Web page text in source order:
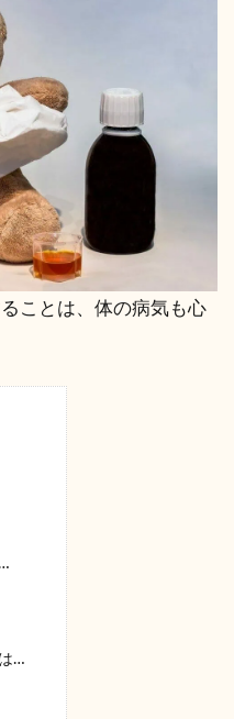
ことは、体の病気も心
…